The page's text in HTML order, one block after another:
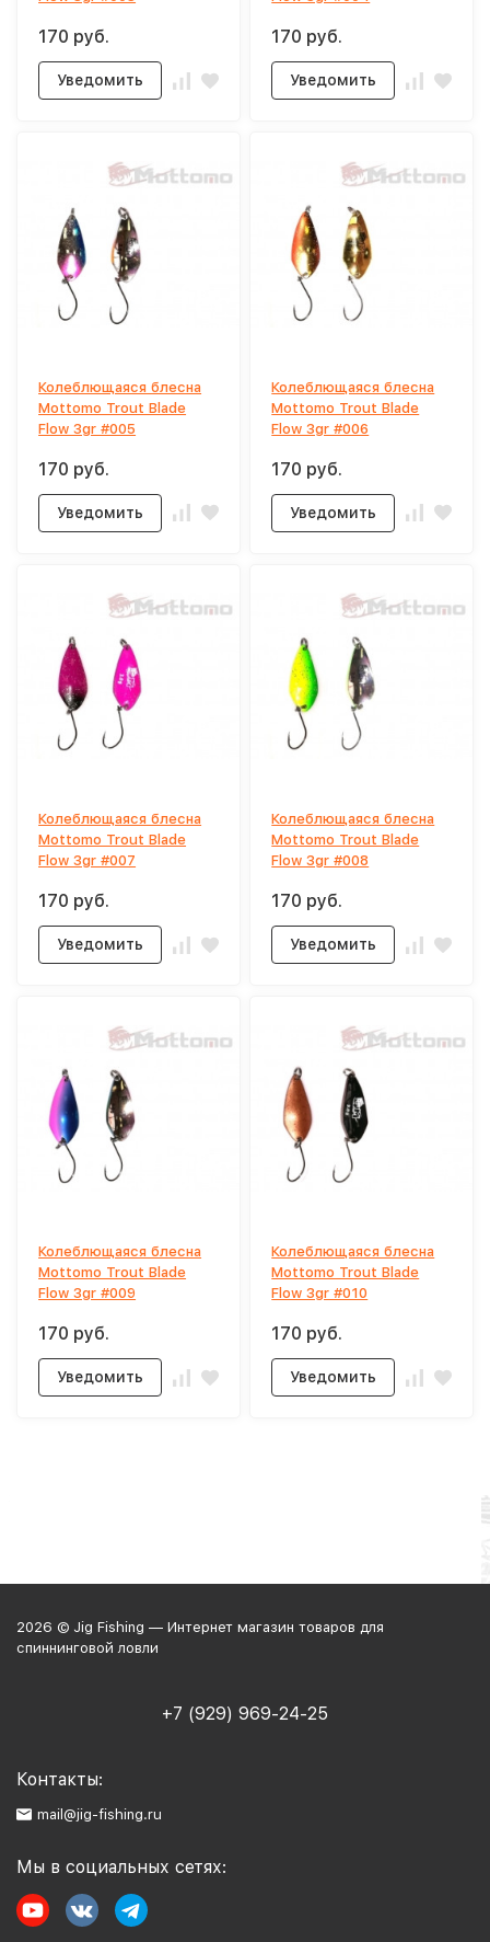
170 руб.
Уведомить
170 руб.
Уведомить
Колеблющаяся блесна
Mottomo Trout Blade
Flow 3gr #005
170 руб.
Уведомить
Колеблющаяся блесна
Mottomo Trout Blade
Flow 3gr #006
170 руб.
Уведомить
Колеблющаяся блесна
Mottomo Trout Blade
Flow 3gr #007
170 руб.
Уведомить
Колеблющаяся блесна
Mottomo Trout Blade
Flow 3gr #008
170 руб.
Уведомить
Колеблющаяся блесна
Mottomo Trout Blade
Flow 3gr #009
170 руб.
Уведомить
Колеблющаяся блесна
Mottomo Trout Blade
Flow 3gr #010
170 руб.
Уведомить
2026 © Jig Fishing — Интернет магазин товаров для
спиннинговой ловли
+7 (929) 969-24-25
Контакты:
mail@jig-fishing.ru
Мы в социальных сетях: